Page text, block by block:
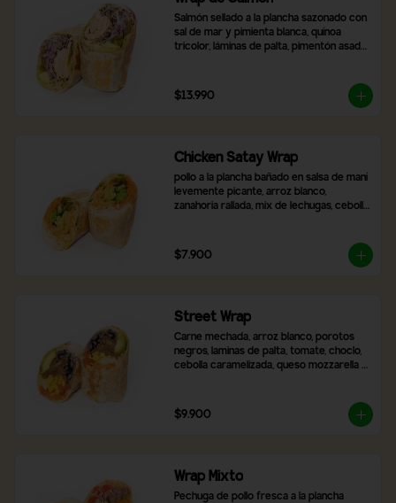
Salmón sellado a la plancha sazonado con
sal de mar y pimienta blanca, quínoa
tricolor, láminas de palta, pimentón asado,
$13.990
Chicken Satay Wrap
pollo a la plancha bañado en salsa de maní
levemente picante, arroz blanco,
zanahoria rallada, mix de lechugas, cebolla
$7.900
Street Wrap
Carne mechada, arroz blanco, porotos
negros, laminas de palta, tomate, choclo,
cebolla caramelizada, queso mozzarella y
$9.900
Wrap Mixto
Pechuga de pollo fresca a la plancha